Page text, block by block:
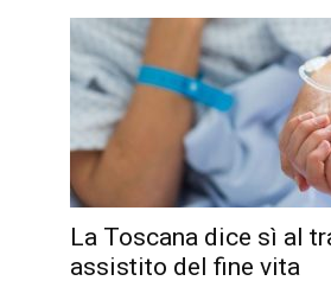
La Toscana dice sì al
assistito del fine vita